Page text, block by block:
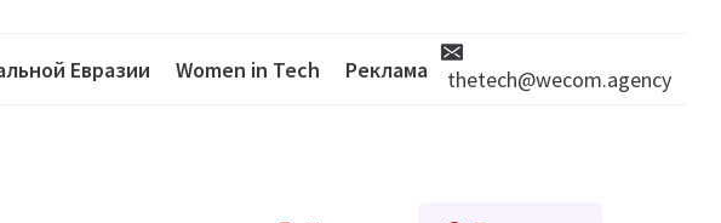
Евразии Women in Tech Реклама thetech@wecom.agency